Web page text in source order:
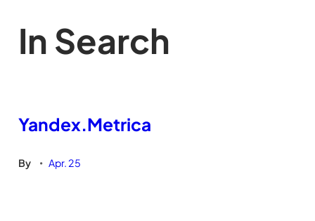
In Search
Yandex.Metrica
By • Apr. 25